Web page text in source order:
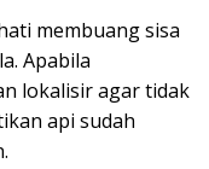
membuang sisa
Apabila
lokalisir agar tidak
api sudah